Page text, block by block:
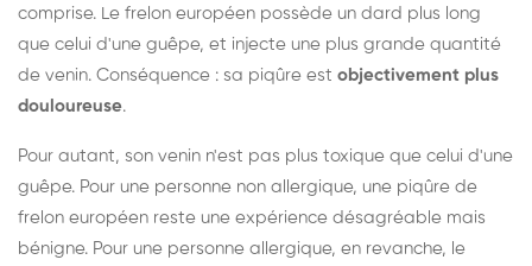
comprise. Le frelon européen possède un dard plus long
que celui d'une guêpe, et injecte une plus grande quantité
de venin. Conséquence : sa piqûre est objectivement plus
douloureuse.
Pour autant, son venin n'est pas plus toxique que celui d'une
guêpe. Pour une personne non allergique, une piqûre de
frelon européen reste une expérience désagréable mais
bénigne. Pour une personne allergique, en revanche, le